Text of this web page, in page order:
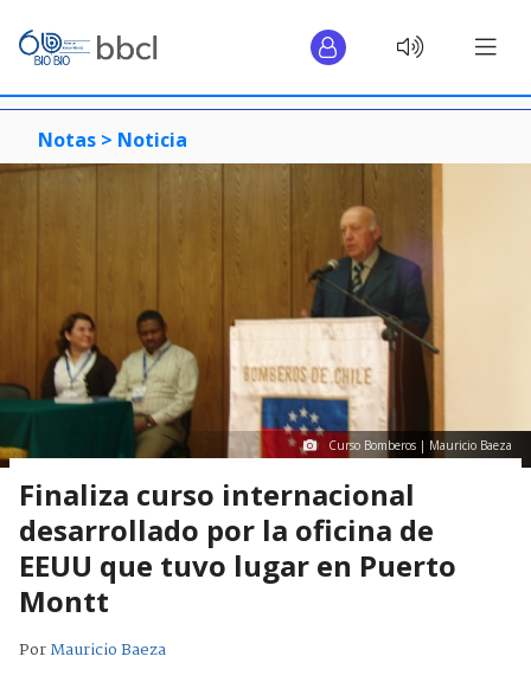
Notas > Noticia
Curso Bomberos | Mauricio Baeza
Finaliza curso internacional
desarrollado por la oficina de
EEUU que tuvo lugar en Puerto
Montt
PorMauricio Baeza